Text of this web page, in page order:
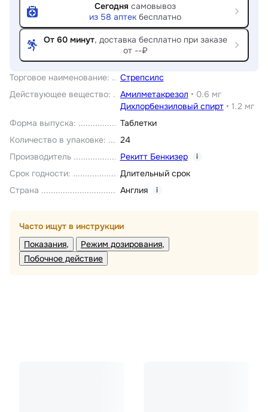
Торговое наименование:
Стрепсилс
Действующее вещество: Амилметакрезол • 0.6 мг
Дихлорбензиловый спирт• 1.2 мг
Форма выпуска:
Таблетки
Количество в упаковке:
24
Производитель
Рекитт Бенкизер i
Срок годности:
Длительный срок
Страна
Англия i
Часто ищут в инструкции
Показания
Режим дозирования
Побочное действие
Сегодня самовывоз
из 58 аптек бесплатно
От 60 минут, доставка бесплатно при заказе
от --₽